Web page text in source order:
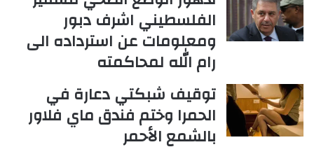
الفلسطيني اشرف دبور
ومعلومات عن استرداده الى
رام الله لمحاكمته
توقيف شبكتي دعارة في
الحمرا وختم فندق ماي فلاور
بالشمع الأحمر